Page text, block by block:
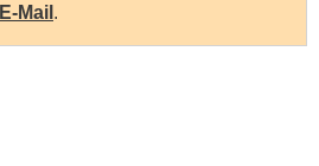
E-Mail .